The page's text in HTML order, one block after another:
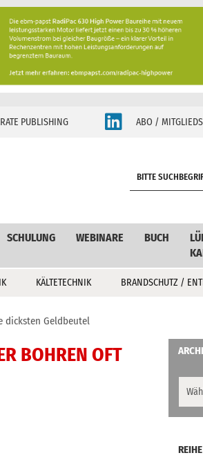
PUBLISHING ABO /
SCHULUNG WEBINARE BUCH
KÄLTETECHNIK BRANDSCHUTZ /
dicksten Geldbeutel
BOHREN OFT